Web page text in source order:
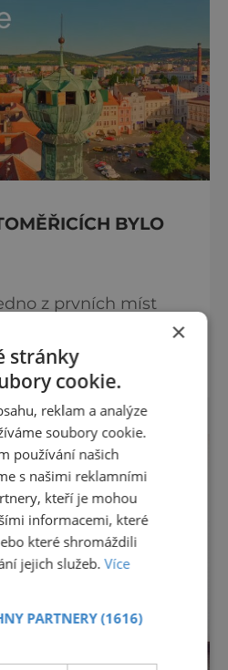
BYLO
z prvních míst
9. ročníku
propagačních
Nejvyššího uznání
dostalo v kategorii
mnoho
nabízí pestrou paletu
oddechu, rodiny,
víry, poznání
×
stránky
cookie.
reklam a analýze
soubory cookie.
používání našich
s našimi reklamními
kteří je mohou
informacemi, které
které shromáždili
jejich služeb.Více
PARTNERY(1616)